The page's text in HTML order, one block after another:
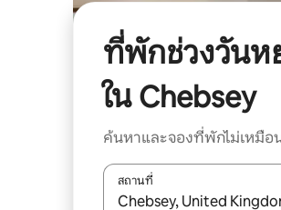
ที่พักช่วงวัน
ใน Chebsey
ค้นหาและจองที่พักไม่เหมือ
สถานที่
ใช้ลูกศรขึ้นลง หรือใช้การสัม